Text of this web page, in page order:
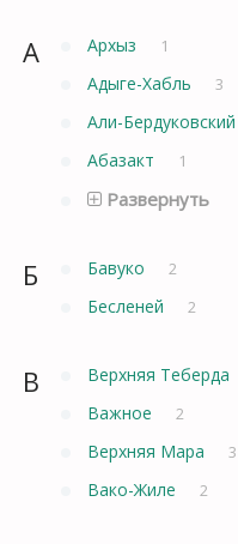
А Архыз 1
Адыге-Хабль 3
Али-Бердуковский
Абазакт 1
Развернуть
Б Бавуко 2
Бесленей 2
В Верхняя Теберда
Важное 2
Верхняя Мара 3
Вако-Жиле 2